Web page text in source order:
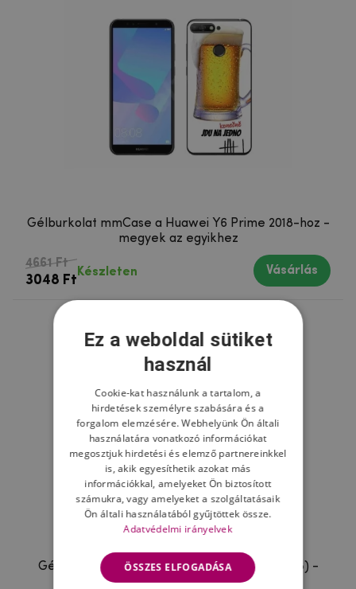
Gélburkolat mmCase a Huawei Y6 Prime 2018-hoz -
megyek az egyikhez
4661 Ft
3048 Ft
Készleten Vásárlás
Gél borítás mmCase a Huawei Y6 Prime (2018) -
kék virágokhoz
Ez a weboldal sütiket
használ
Cookie-kat használunk a tartalom, a
hirdetések személyre szabására és a
forgalom elemzésére. Webhelyünk Ön általi
használatára vonatkozó információkat
megosztjuk hirdetési és elemző partnereinkkel
is, akik egyesíthetik azokat más
információkkal, amelyeket Ön biztosított
számukra, vagy amelyeket a szolgáltatásaik
Ön általi használatából gyűjtöttek össze.
Adatvédelmi irányelvek
ÖSSZES ELFOGADÁSA